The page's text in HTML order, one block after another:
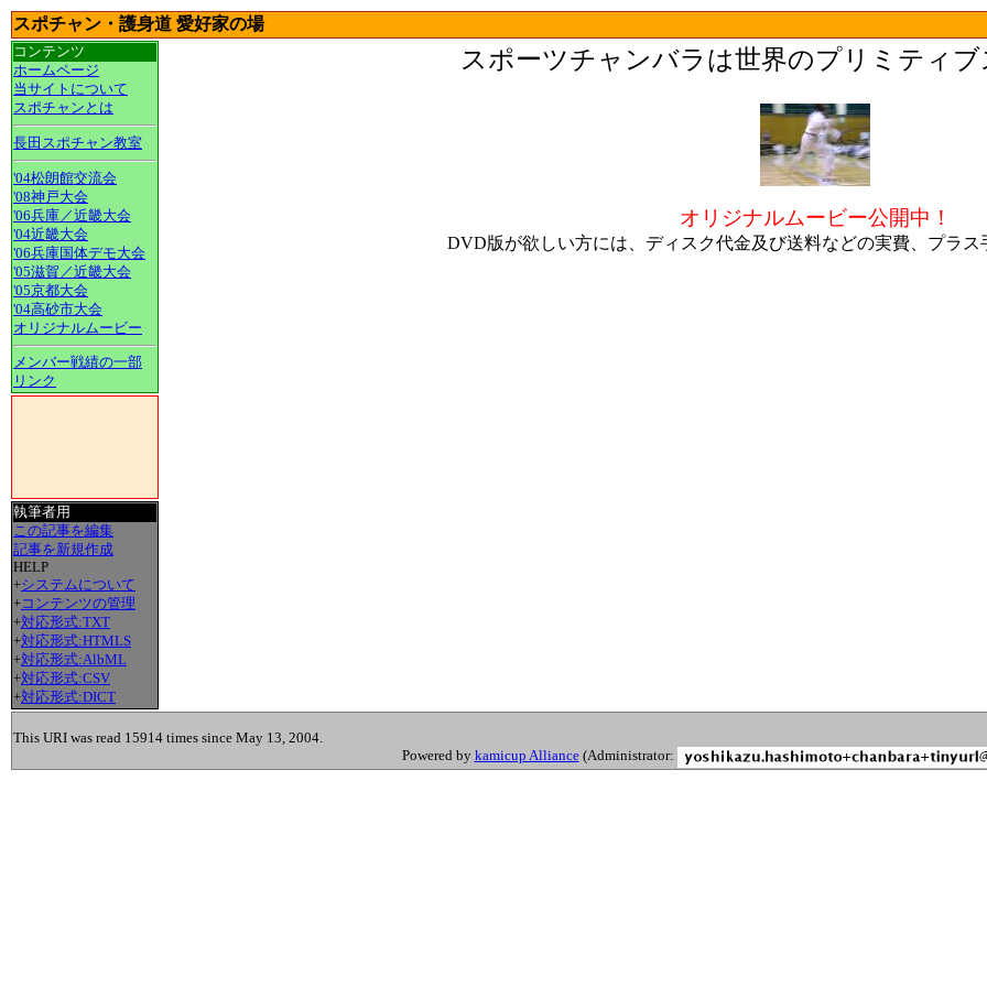
スポチャン・護身道 愛好家の場
コンテンツ
ホームページ
当サイトについて
スポチャンとは
長田スポチャン教室
'04松朗館交流会
'08神戸大会
'06兵庫／近畿大会
'04近畿大会
'06兵庫国体デモ大会
'05滋賀／近畿大会
'05京都大会
'04高砂市大会
オリジナルムービー
メンバー戦績の一部
リンク
スポーツチャンバラは世界のプリミティ
オリジナルムービー公開中！
DVD版が欲しい方には、ディスク代金及び送料などの実費、プラス
執筆者用
この記事を編集
記事を新規作成
HELP
+システムについて
+コンテンツの管理
+対応形式:TXT
+対応形式:HTMLS
+対応形式:AlbML
+対応形式:CSV
+対応形式:DICT
This URI was read 15914 times since May 13, 2004.
Powered by kamicup Alliance(Administrator: